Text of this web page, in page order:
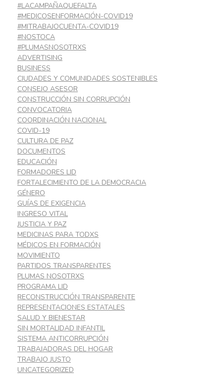
#LACAMPAÑAQUEFALTA
#MEDICOSENFORMACIÓN-COVID19
#MITRABAJOCUENTA-COVID19
#NOSTOCA
#PLUMASNOSOTRXS
ADVERTISING
BUSINESS
CIUDADES Y COMUNIDADES SOSTENIBLES
CONSEJO ASESOR
CONSTRUCCIÓN SIN CORRUPCIÓN
CONVOCATORIA
COORDINACIÓN NACIONAL
COVID-19
CULTURA DE PAZ
DOCUMENTOS
EDUCACIÓN
FORMADORES LID
FORTALECIMIENTO DE LA DEMOCRACIA
GÉNERO
GUÍAS DE EXIGENCIA
INGRESO VITAL
JUSTICIA Y PAZ
MEDICINAS PARA TODXS
MÉDICOS EN FORMACIÓN
MOVIMIENTO
PARTIDOS TRANSPARENTES
PLUMAS NOSOTRXS
PROGRAMA LID
RECONSTRUCCIÓN TRANSPARENTE
REPRESENTACIONES ESTATALES
SALUD Y BIENESTAR
SIN MORTALIDAD INFANTIL
SISTEMA ANTICORRUPCIÓN
TRABAJADORAS DEL HOGAR
TRABAJO JUSTO
UNCATEGORIZED